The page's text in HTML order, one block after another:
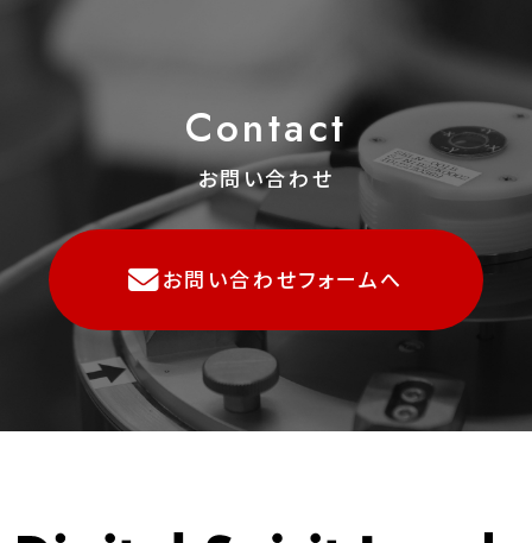
Contact
お問い合わせ
お問い合わせフォームへ